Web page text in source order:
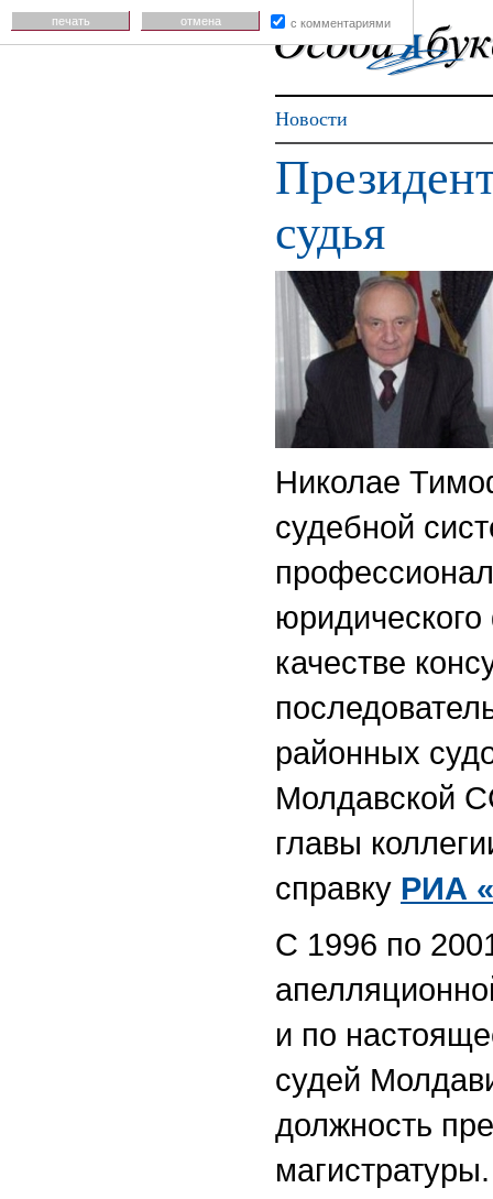
Новости
судья
Николае
судебной
качестве
районных
Молдавской
главы
справку РИА
С 1996 по
и по
судей
должность
магистратуры.
печать отмена с комментариями